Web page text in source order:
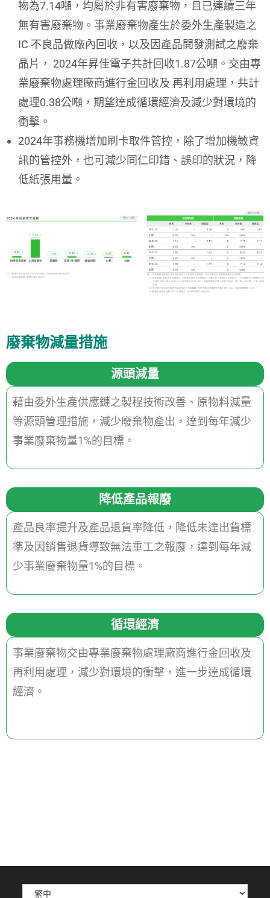
物為7.14噸，均屬於非有害廢棄物，且已連續三年
無有害廢棄物。事業廢棄物產生於委外生產製造之
IC 不良品做廠內回收，以及因產品開發測試之廢棄
晶片， 2024年昇佳電子共計回收1.87公噸。交由專
業廢棄物處理廠商進行金回收及 再利用處理，共計
處理0.38公噸，期望達成循環經濟及減少對環境的
衝擊。
2024年事務機增加刷卡取件管控，除了增加機敏資
訊的管控外，也可減少同仁印錯、誤印的狀況，降
低紙張用量。
廢棄物減量措施
源頭減量
藉由委外生產供應鏈之製程技術改善、原物料減量
等源頭管理措施，減少廢棄物產出，達到每年減少
事業廢棄物量1%的目標。
降低產品報廢
產品良率提升及產品退貨率降低，降低未達出貨標
準及因銷售退貨導致無法重工之報廢，達到每年減
少事業廢棄物量1%的目標。
循環經濟
事業廢棄物交由專業廢棄物處理廠商進行金回收及
再利用處理，減少對環境的衝擊，進一步達成循環
經濟。